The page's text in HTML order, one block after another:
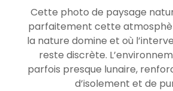
Cette photo de paysage
parfaitement cette
la nature domine et où
reste discrète.
parfois presque lunaire,
d’isolement et de